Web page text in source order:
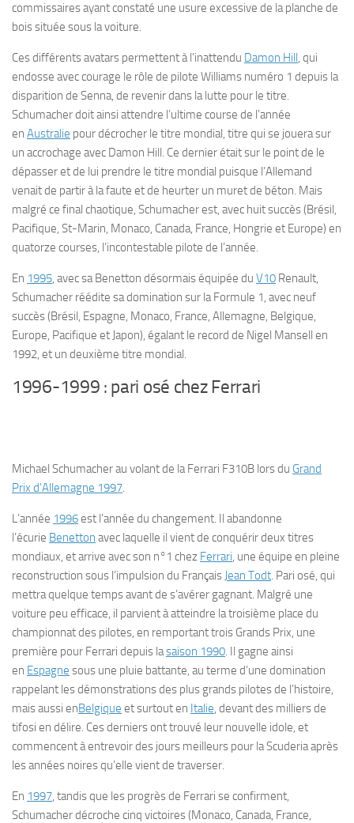
commissaires ayant constaté une usure excessive de la planche de
bois située sous la voiture.
Ces différents avatars permettent à l’inattendu Damon Hill, qui
endosse avec courage le rôle de pilote Williams numéro 1 depuis la
disparition de Senna, de revenir dans la lutte pour le titre.
Schumacher doit ainsi attendre l’ultime course de l’année
en Australie pour décrocher le titre mondial, titre qui se jouera sur
un accrochage avec Damon Hill. Ce dernier était sur le point de le
dépasser et de lui prendre le titre mondial puisque l’Allemand
venait de partir à la faute et de heurter un muret de béton. Mais
malgré ce final chaotique, Schumacher est, avec huit succès (Brésil,
Pacifique, St-Marin, Monaco, Canada, France, Hongrie et Europe) en
quatorze courses, l’incontestable pilote de l’année.
En 1995, avec sa Benetton désormais équipée du V10 Renault,
Schumacher réédite sa domination sur la Formule 1, avec neuf
succès (Brésil, Espagne, Monaco, France, Allemagne, Belgique,
Europe, Pacifique et Japon), égalant le record de Nigel Mansell en
1992, et un deuxième titre mondial.
1996-1999 : pari osé chez Ferrari
Michael Schumacher au volant de la Ferrari F310B lors du Grand
Prix d’Allemagne 1997.
L’année 1996est l’année du changement. Il abandonne
l’écurie Benetton avec laquelle il vient de conquérir deux titres
mondiaux, et arrive avec son n°1 chez Ferrari, une équipe en pleine
reconstruction sous l’impulsion du Français Jean Todt. Pari osé, qui
mettra quelque temps avant de s’avérer gagnant. Malgré une
voiture peu efficace, il parvient à atteindre la troisième place du
championnat des pilotes, en remportant trois Grands Prix, une
première pour Ferrari depuis lasaison 1990. Il gagne ainsi
en Espagne sous une pluie battante, au terme d’une domination
rappelant les démonstrations des plus grands pilotes de l’histoire,
mais aussi enBelgique et surtout en Italie, devant des milliers de
tifosi en délire. Ces derniers ont trouvé leur nouvelle idole, et
commencent à entrevoir des jours meilleurs pour la Scuderia après
les années noires qu’elle vient de traverser.
En 1997, tandis que les progrès de Ferrari se confirment,
Schumacher décroche cinq victoires (Monaco, Canada, France,